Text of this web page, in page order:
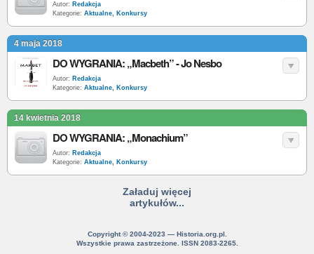
Autor: Redakcja
Kategorie: Aktualne, Konkursy
4 maja 2018
DO WYGRANIA: „Macbeth” - Jo Nesbo
Autor: Redakcja
Kategorie: Aktualne, Konkursy
14 kwietnia 2018
DO WYGRANIA: „Monachium”
Autor: Redakcja
Kategorie: Aktualne, Konkursy
Załaduj więcej
artykułów...
Copyright © 2004-2023 — Historia.org.pl.
Wszystkie prawa zastrzeżone. ISSN 2083-2265.